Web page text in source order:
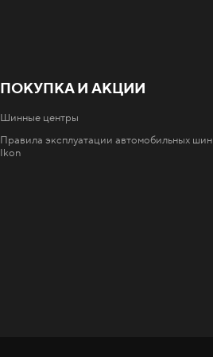
ПОКУПКА И АКЦИИ
Шинные центры
Правила эксплуатации автомобильных шин
Ikon